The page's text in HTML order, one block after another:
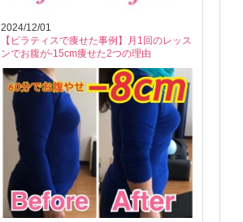
2024/12/01
【ピラティスで痩せた事例】月1回のレッス
ンでお腹が-15cm痩せた2つの理由